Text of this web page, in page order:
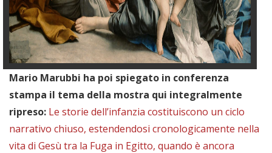
Mario Marubbi ha poi spiegato in conferenza
stampa il tema della mostra qui integralmente
ripreso: Le storie dell’infanzia costituiscono un ciclo
narrativo chiuso, estendendosi cronologicamente nella
vita di Gesù tra la Fuga in Egitto, quando è ancora